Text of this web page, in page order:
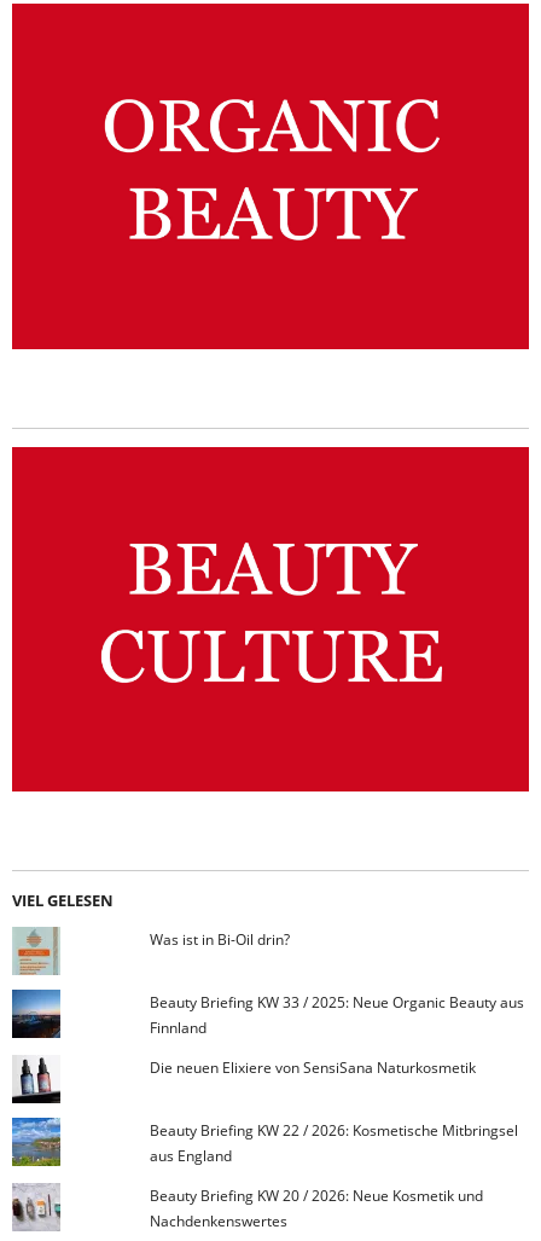
VIEL GELESEN
Was ist in Bi-Oil drin?
Beauty Briefing KW 33 / 2025: Neue Organic Beauty aus
Finnland
Die neuen Elixiere von SensiSana Naturkosmetik
Beauty Briefing KW 22 / 2026: Kosmetische Mitbringsel
aus England
Beauty Briefing KW 20 / 2026: Neue Kosmetik und
Nachdenkenswertes